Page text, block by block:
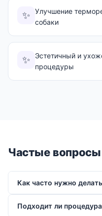
✨ Улучшение
собаки
✨
Эстетичный и
процедуры
Частые вопросы
Как часто нужно
Подходит ли